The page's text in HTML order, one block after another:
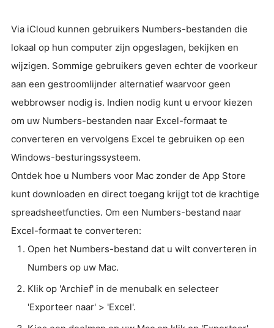
Via iCloud kunnen gebruikers Numbers-bestanden die
lokaal op hun computer zijn opgeslagen, bekijken en
wijzigen. Sommige gebruikers geven echter de voorkeur
aan een gestroomlijnder alternatief waarvoor geen
webbrowser nodig is. Indien nodig kunt u ervoor kiezen
om uw Numbers-bestanden naar Excel-formaat te
converteren en vervolgens Excel te gebruiken op een
Windows-besturingssysteem.
Ontdek hoe u Numbers voor Mac zonder de App Store
kunt downloaden en direct toegang krijgt tot de krachtige
spreadsheetfuncties. Om een Numbers-bestand naar
Excel-formaat te converteren:
Open het Numbers-bestand dat u wilt converteren in
Numbers op uw Mac.
Klik op 'Archief' in de menubalk en selecteer
'Exporteer naar' > 'Excel'.